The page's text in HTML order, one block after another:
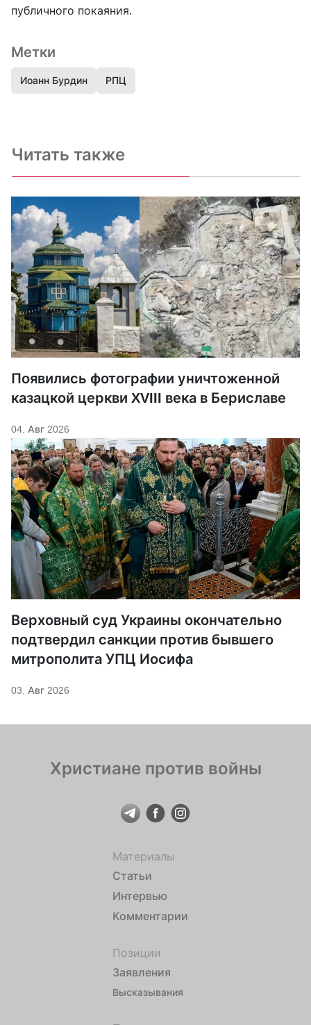
публичного покаяния.
Метки
Иоанн Бурдин РПЦ
Читать также
Появились фотографии уничтоженной
казацкой церкви XVIII века в Бериславе
04. Авг 2026
Верховный суд Украины окончательно
подтвердил санкции против бывшего
митрополита УПЦ Иосифа
03. Авг 2026
Христиане против войны
Материалы
Статьи
Интервью
Комментарии
Позиции
Заявления
Высказывания